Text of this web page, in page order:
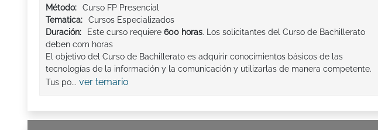
Método:
Curso FP Presencial
Tematica:
Cursos Especializados
Duración:
Este curso requiere 600 horas. Los solicitantes del Curso de Bachillerato
deben com horas
El objetivo del Curso de Bachillerato es adquirir conocimientos básicos de las
tecnologías de la información y la comunicación y utilizarlas de manera competente.
Tus po... ver temario